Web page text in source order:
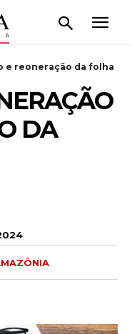
e reoneração da folha
DA